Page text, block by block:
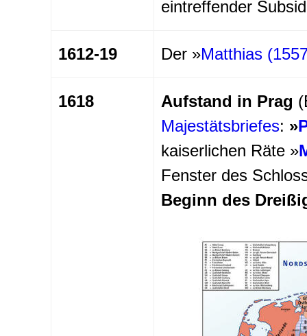
eintreffender
1612-19 Der »Matthias
1618 Aufstand in Prag
Majestätsbriefes: »
kaiserlichen Räte »
Fenster des
Beginn des